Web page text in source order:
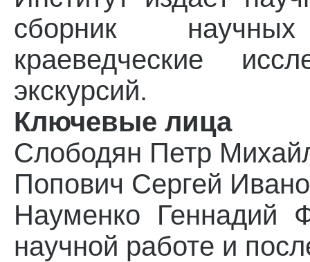
сборник
краеведческие
экскурсий.
Ключевые лица
Слободян Петр
Попович Сергей
Науменко Геннадий
научной работе и